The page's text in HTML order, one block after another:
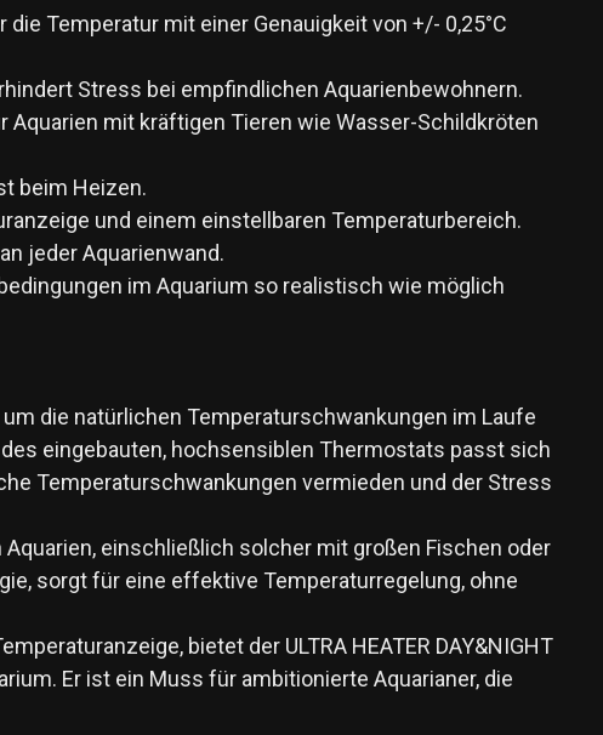
Temperatur mit einer Genauigkeit von +/- 0,25°C
Stress bei empfindlichen Aquarienbewohnern.
mit kräftigen Tieren wie Wasser-Schildkröten
beim Heizen.
und einem einstellbaren Temperaturbereich.
jeder Aquarienwand.
im Aquarium so realistisch wie möglich
die natürlichen Temperaturschwankungen im Laufe
eingebauten, hochsensiblen Thermostats passt sich
Temperaturschwankungen vermieden und der Stress
einschließlich solcher mit großen Fischen oder
sorgt für eine effektive Temperaturregelung, ohne
bietet der ULTRA HEATER DAY&NIGHT
Er ist ein Muss für ambitionierte Aquarianer, die